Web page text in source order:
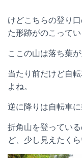
けどこちらの登り
た形跡がのこってい
ここの山は落ち葉
当たり前だけど自
よね。
逆に降りは自転車に
折角山を登ってい
ど、少し見えたく